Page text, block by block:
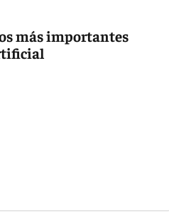
más importantes